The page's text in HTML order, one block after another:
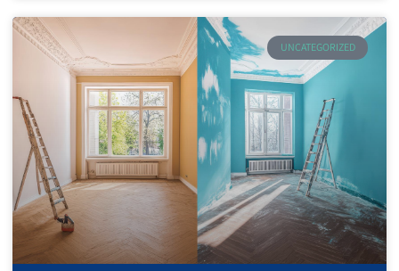
UNCATEGORIZED